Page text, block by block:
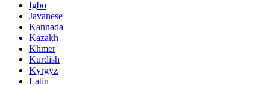
Igbo
Javanese
Kannada
Kazakh
Khmer
Kurdish
Kyrgyz
Latin